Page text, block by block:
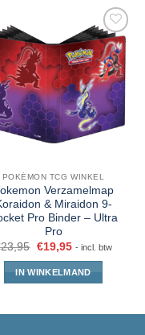
POKÉMON TCG WINKEL
Verzamelmap
& Miraidon 9-
Pro Binder – Ultra
Pro
23,95 €19,95 - incl. btw
IN WINKELMAND